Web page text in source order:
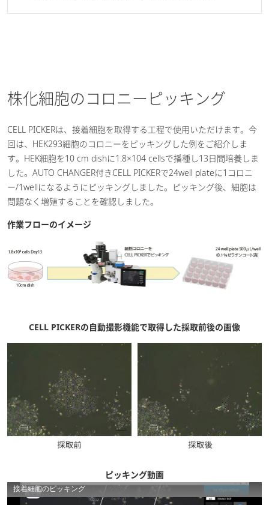
株化細胞のコロニーピッキング
CELL PICKERは、接着細胞を取得する工程で使用いただけます。今
回は、HEK293細胞のコロニーをピッキングした例をご紹介しま
す。HEK細胞を10 cm dishに1.8×104 cellsで播種し13日間培養しま
した。AUTO CHANGER付きCELL PICKERで24well plateに1コロニ
ー/1wellになるようにピッキングしました。ピッキング後、細胞は
問題なく増殖することを確認しました。
作業フローのイメージ
CELL PICKERの自動撮影機能で取得した採取前後の画像
ピッキング動画